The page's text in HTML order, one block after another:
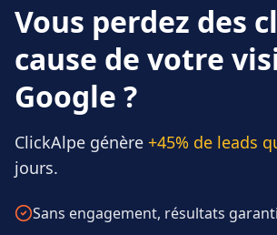
Vous perdez des
cause de votre
Google ?
ClickAlpe génère +45% de leads
jours.
Sans engagement, résultats